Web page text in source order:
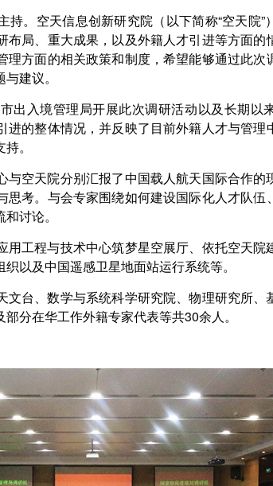
。空天信息创新研究院（以下简称“空天院”
局、重大成果，以及外籍人才引进等方面的
方面的相关政策和制度，希望能够通过此次
建议。
出入境管理局开展此次调研活动以及长期以
进的整体情况，并反映了目前外籍人才与管理
。
与空天院分别汇报了中国载人航天国际合作的
考。与会专家围绕如何建设国际化人才队伍
讨论。
用工程与技术中心筑梦星空展厅、依托空天院
以及中国遥感卫星地面站运行系统等。
文台、数学与系统科学研究院、物理研究所、
分在华工作外籍专家代表等共30余人。